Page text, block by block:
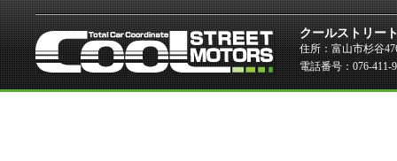
クールストリー
住所：富山市杉谷
電話番号：076-